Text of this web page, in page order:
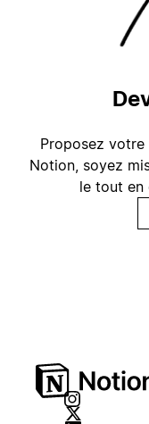
Proposez votre
Notion, soyez
le tout en